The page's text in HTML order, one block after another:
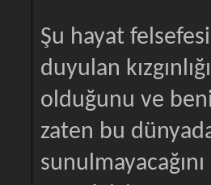
Şu hayat
duyulan
olduğunu ve
zaten bu